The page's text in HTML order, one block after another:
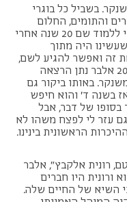
בשביל כל בוגרי
והתומים, החלום
שכולם שואפים להגיע אליו. אני סיימתי ללמוד שם 20 שנה אחרי
היה מתוך
זה ואפשר להגיע לשם,
לא משנה מאיפה באת. למזלי בשנת 2005 אלבר נתן הרצאה
באותו ביקור גם
בשנה ד׳ והוא חיפש
בסופו של דבר, אבל
עזר לי לפצח משהו לא
הראשונית בינינו.
רונית אלקבץ", אלבר
ורונית היו חברים
השיא של החיים שלה.